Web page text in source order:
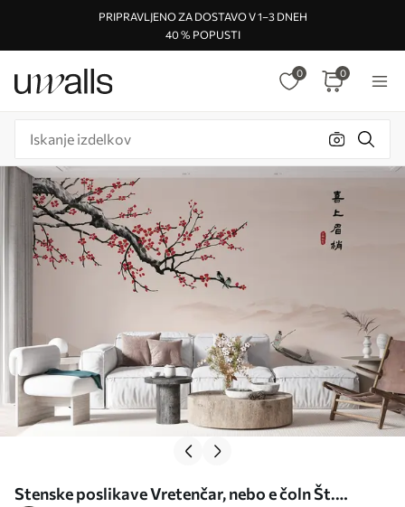
PRIPRAVLJENO ZA DOSTAVO V 1–3 DNEH
40 % POPUSTI
0 0
Stenske poslikave Vretenčar, nebo e čoln Št.